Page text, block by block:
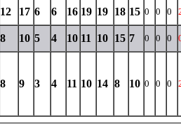
12 17 6 6 16 19 19 18 15 0 0 0
8 10 5 4 10 11 10 15 7 0 0 0
8 9 3 4 11 10 14 8 10 0 0 0